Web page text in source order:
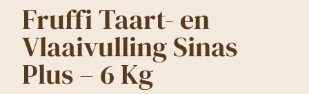
Fruffi Taart- en
Vlaaivulling Sinas
Plus – 6 Kg